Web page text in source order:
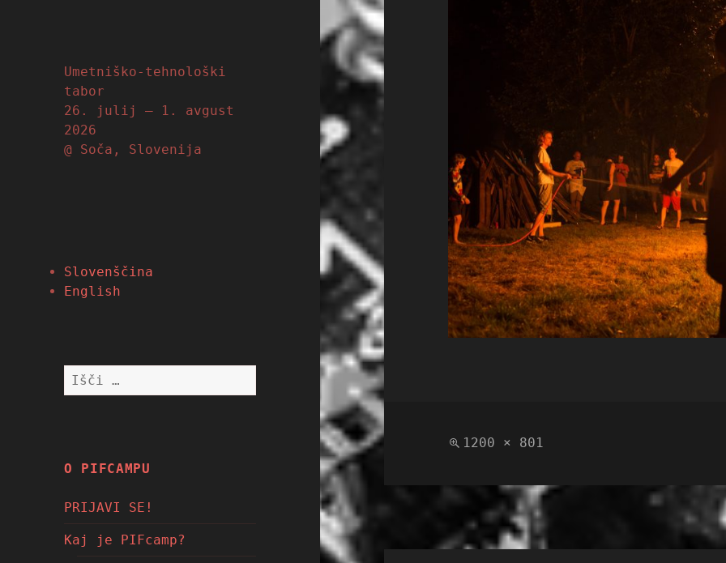
Umetniško-tehnološki
tabor
26. julij – 1. avgust
2026
@ Soča, Slovenija
Slovenščina
English
Išči:
O PIFCAMPU
PRIJAVI SE!
Kaj je PIFcamp?
Polna
1200 × 801